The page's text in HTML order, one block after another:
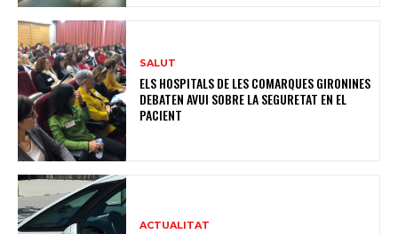
SALUT
ELS HOSPITALS DE LES COMARQUES GIRONINES
DEBATEN AVUI SOBRE LA SEGURETAT EN EL
PACIENT
ACTUALITAT